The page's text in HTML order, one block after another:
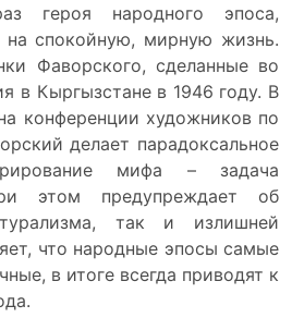
героя народного эпоса,
на спокойную, мирную жизнь.
Фаворского, сделанные во
в Кыргызстане в 1946 году. В
конференции художников по
делает парадоксальное
мифа – задача
этом предупреждает об
так и излишней
что народные эпосы самые
в итоге всегда приводят к